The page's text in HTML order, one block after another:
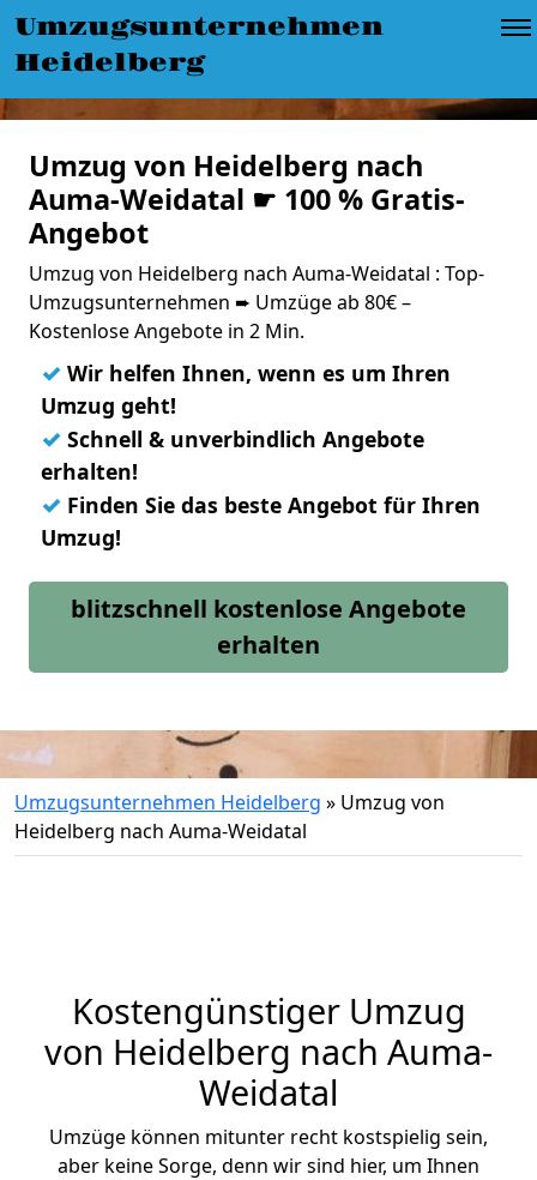
Umzugsunternehmen
Heidelberg
Umzug von Heidelberg nach
Auma-Weidatal ☛ 100 % Gratis-
Angebot
Umzug von Heidelberg nach Auma-Weidatal : Top-
Umzugsunternehmen ➨ Umzüge ab 80€ –
Kostenlose Angebote in 2 Min.
✓ Wir helfen Ihnen, wenn es um Ihren
Umzug geht!
✓ Schnell & unverbindlich Angebote
erhalten!
✓ Finden Sie das beste Angebot für Ihren
Umzug!
blitzschnell kostenlose Angebote
erhalten
Umzugsunternehmen Heidelberg » Umzug von
Heidelberg nach Auma-Weidatal
Kostengünstiger Umzug
von Heidelberg nach Auma-
Weidatal
Umzüge können mitunter recht kostspielig sein,
aber keine Sorge, denn wir sind hier, um Ihnen